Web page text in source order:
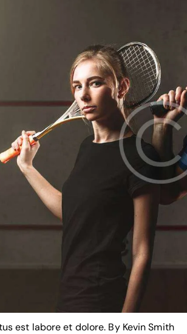
est labore et dolore. By Kevin Smith